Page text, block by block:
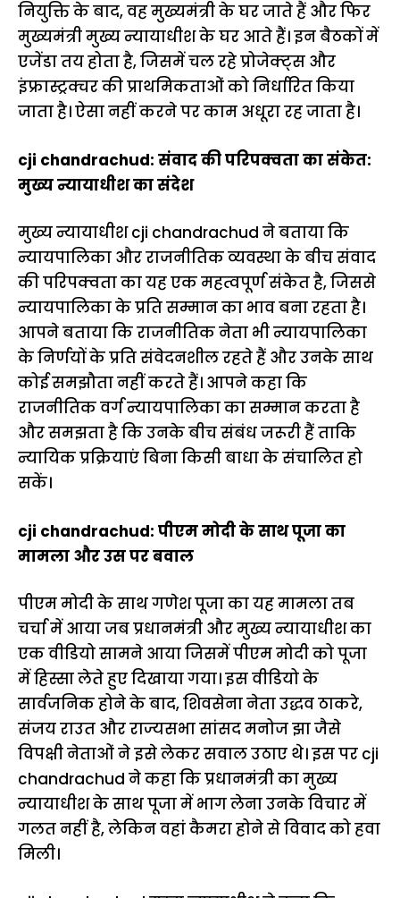
नियुक्ति के बाद, वह मुख्यमंत्री के घर जाते हैं और फिर
मुख्यमंत्री मुख्य न्यायाधीश के घर आते हैं। इन बैठकों में
एजेंडा तय होता है, जिसमें चल रहे प्रोजेक्ट्स और
इंफ्रास्ट्रक्चर की प्राथमिकताओं को निर्धारित किया
जाता है। ऐसा नहीं करने पर काम अधूरा रह जाता है।
cji chandrachud: संवाद की परिपक्वता का संकेत:
मुख्य न्यायाधीश का संदेश
मुख्य न्यायाधीश cji chandrachud ने बताया कि
न्यायपालिका और राजनीतिक व्यवस्था के बीच संवाद
की परिपक्वता का यह एक महत्वपूर्ण संकेत है, जिससे
न्यायपालिका के प्रति सम्मान का भाव बना रहता है।
आपने बताया कि राजनीतिक नेता भी न्यायपालिका
के निर्णयों के प्रति संवेदनशील रहते हैं और उनके साथ
कोई समझौता नहीं करते हैं। आपने कहा कि
राजनीतिक वर्ग न्यायपालिका का सम्मान करता है
और समझता है कि उनके बीच संबंध जरूरी हैं ताकि
न्यायिक प्रक्रियाएं बिना किसी बाधा के संचालित हो
सकें।
cji chandrachud: पीएम मोदी के साथ पूजा का
मामला और उस पर बवाल
पीएम मोदी के साथ गणेश पूजा का यह मामला तब
चर्चा में आया जब प्रधानमंत्री और मुख्य न्यायाधीश का
एक वीडियो सामने आया जिसमें पीएम मोदी को पूजा
में हिस्सा लेते हुए दिखाया गया। इस वीडियो के
सार्वजनिक होने के बाद, शिवसेना नेता उद्धव ठाकरे,
संजय राउत और राज्यसभा सांसद मनोज झा जैसे
विपक्षी नेताओं ने इसे लेकर सवाल उठाए थे। इस पर cji
chandrachud ने कहा कि प्रधानमंत्री का मुख्य
न्यायाधीश के साथ पूजा में भाग लेना उनके विचार में
गलत नहीं है, लेकिन वहां कैमरा होने से विवाद को हवा
मिली।